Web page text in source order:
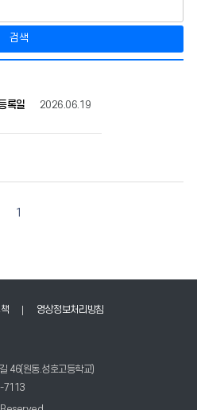
검색
록일 2026.06.19
1
영상정보처리방침
46(원동.성호고등학교)
7113